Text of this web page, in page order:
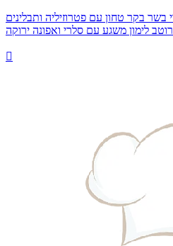
בקר טחון עם פטרוזיליה ותבלינים
לימון משגע עם סלרי ואפונה ירוקה
